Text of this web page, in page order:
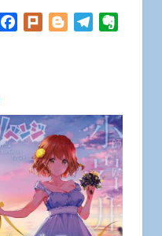
Facebook
Plurk BloggerTelegram